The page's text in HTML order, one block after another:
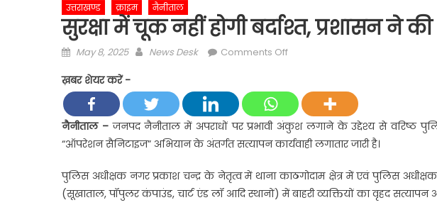
उत्तराखण्ड क्राइम नैनीताल
सुरक्षा में चूक नहीं होगी बर्दाश्त, प्रशासन ने की
Posted
May 8, 2025 Author
News Desk Comments Offon
चूक
नहीं
होगी
बर्दाश्त,
ने
की
ख़बर शेयर करें -
नैनीताल –जनपद नैनीताल में अपराधों पर प्रभावी अंकुश लगाने के उद्देश्य से वरिष्ठ
“ऑपरेशन सैनिटाइज” अभियान के अंतर्गत सत्यापन कार्यवाही लगातार जारी है।
पुलिस अधीक्षक नगर प्रकाश चन्द्र के नेतृत्व में थाना काठगोदाम क्षेत्र में एवं पुलिस
(सूखाताल, पॉपुलर कंपाउंड, चार्ट एंड लॉ आदि स्थानों) में बाहरी व्यक्तियों का वृहद सत्यापन